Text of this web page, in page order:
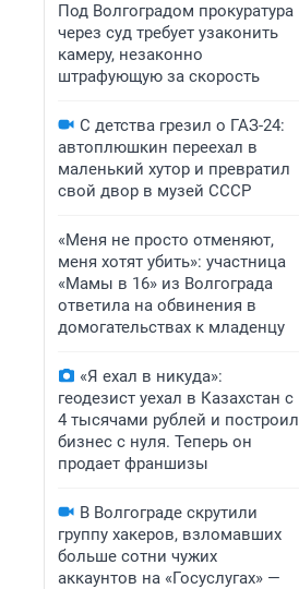
Под Волгоградом прокуратура
через суд требует узаконить
камеру, незаконно
штрафующую за скорость
С детства грезил о ГАЗ-24:
автоплюшкин переехал в
маленький хутор и превратил
свой двор в музей СССР
«Меня не просто отменяют,
меня хотят убить»: участница
«Мамы в 16» из Волгограда
ответила на обвинения в
домогательствах к младенцу
«Я ехал в никуда»:
геодезист уехал в Казахстан с
4 тысячами рублей и построил
бизнес с нуля. Теперь он
продает франшизы
В Волгограде скрутили
группу хакеров, взломавших
больше сотни чужих
аккаунтов на «Госуслугах» —